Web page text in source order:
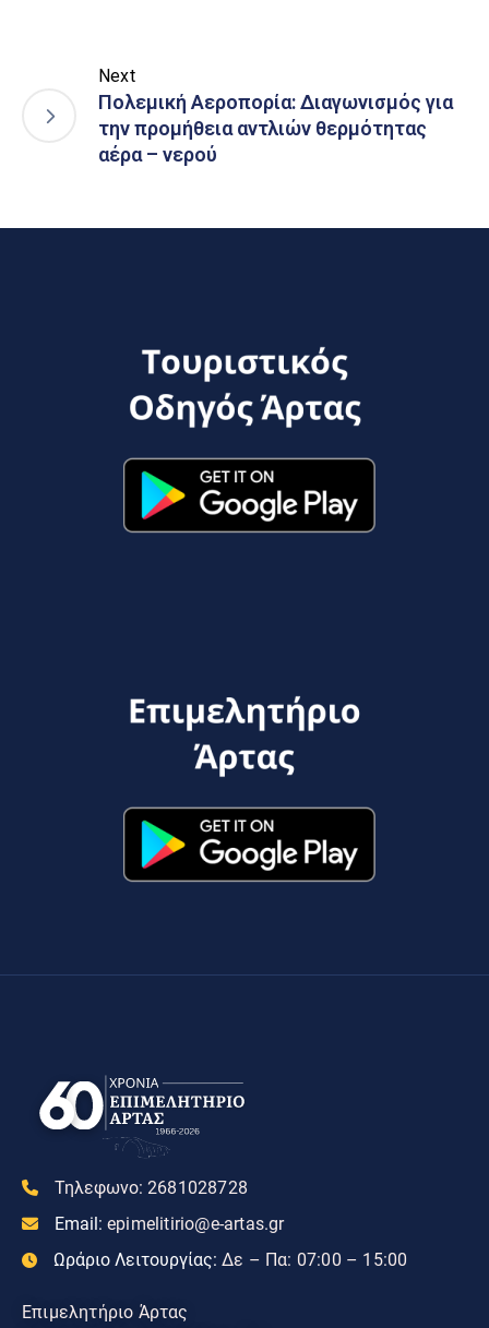
Next
Πολεμική Αεροπορία: Διαγωνισμός για
την προμήθεια αντλιών θερμότητας
αέρα – νερού
Τηλεφωνο: 2681028728
Email: epimelitirio@e-artas.gr
Ωράριο Λειτουργίας: Δε – Πα: 07:00 – 15:00
Επιμελητήριο Άρτας